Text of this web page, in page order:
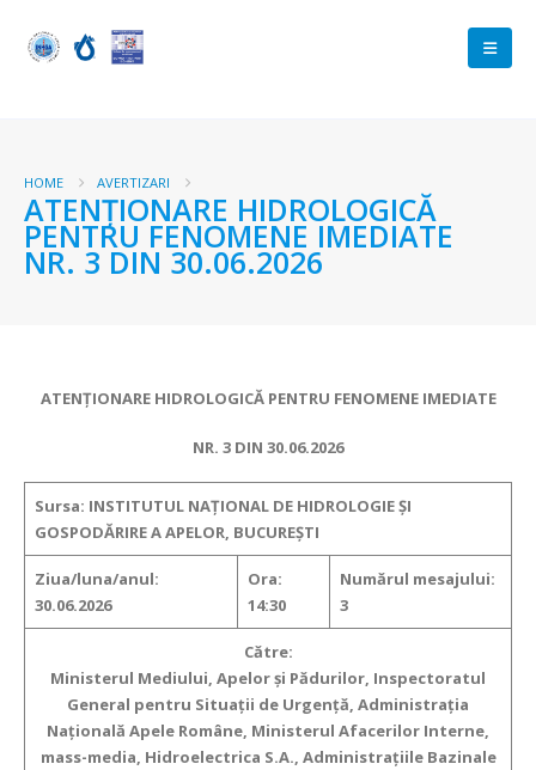
HOME AVERTIZARI
ATENŢIONARE HIDROLOGICĂ
PENTRU FENOMENE IMEDIATE
NR. 3 DIN 30.06.2026
ATENŢIONARE HIDROLOGICĂ PENTRU FENOMENE IMEDIATE
NR. 3 DIN 30.06.2026
Sursa: INSTITUTUL NAȚIONAL DE HIDROLOGIE ȘI
GOSPODĂRIRE A APELOR, BUCUREȘTI
Ziua/luna/anul:
30.06.2026
Ora:
14:30
Numărul mesajului:
3
Către:
Ministerul Mediului, Apelor şi Pădurilor, Inspectoratul
General pentru Situaţii de Urgenţă, Administraţia
Naţională Apele Române, Ministerul Afacerilor Interne,
mass-media, Hidroelectrica S.A., Administraţiile Bazinale